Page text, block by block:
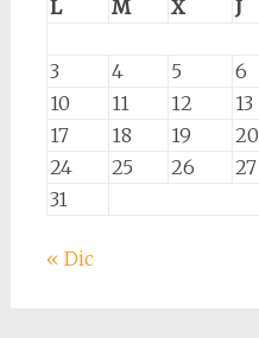
L
M X J
3
4 5 6
10
11 12 13
17
18 19 20
24
25 26 27
31
« Dic